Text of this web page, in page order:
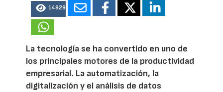
14929
La tecnología se ha convertido en uno de
los principales motores de la productividad
empresarial. La automatización, la
digitalización y el análisis de datos